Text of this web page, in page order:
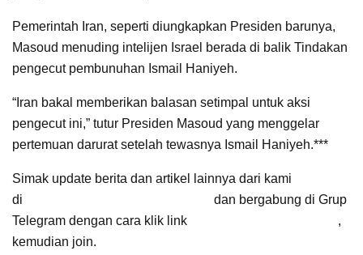
Pemerintah Iran, seperti diungkapkan Presiden barunya,
Masoud menuding intelijen Israel berada di balik Tindakan
pengecut pembunuhan Ismail Haniyeh.
“Iran bakal memberikan balasan setimpal untuk aksi
pengecut ini,” tutur Presiden Masoud yang menggelar
pertemuan darurat setelah tewasnya Ismail Haniyeh.***
Simak update berita dan artikel lainnya dari kami
di
dan bergabung di Grup
Telegram dengan cara klik link
,
kemudian join.